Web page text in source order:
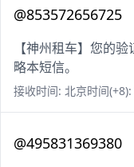
@853572656725
【神州租车】您的
略本短信。
接收时间: 北京时间
@495831369380